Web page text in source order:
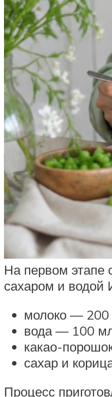
На первом этапе
сахаром и водой
молоко — 200
вода — 100
какао-
сахар и
Процесс